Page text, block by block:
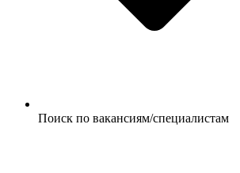
Поиск по вакансиям/специалистам